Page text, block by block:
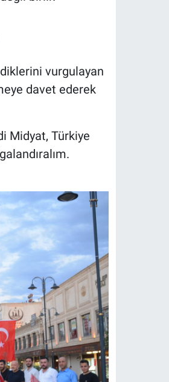
vurgulayan
davet ederek
Midyat, Türkiye